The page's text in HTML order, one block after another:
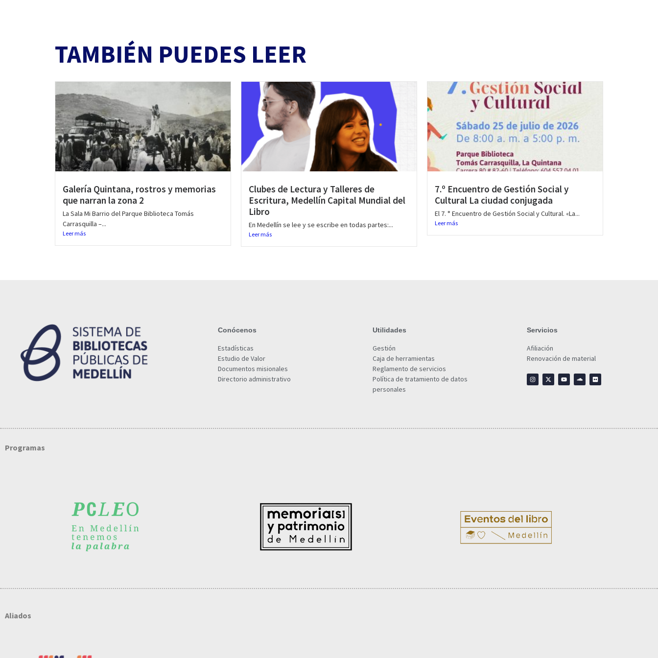
TAMBIÉN PUEDES LEER
Galería Quintana, rostros y memorias
que narran la zona 2
La Sala Mi Barrio del Parque Biblioteca Tomás
Carrasquilla –...
Leer más
Clubes de Lectura y Talleres de
Escritura, Medellín Capital Mundial del
Libro
En Medellín se lee y se escribe en todas partes:...
Leer más
7.º Encuentro de Gestión Social y
Cultural La ciudad conjugada
El 7. ° Encuentro de Gestión Social y Cultural. «La...
Leer más
Conócenos
Estadísticas
Estudio de Valor
Documentos misionales
Directorio administrativo
Utilidades
Gestión
Caja de herramientas
Reglamento de servicios
Política de tratamiento de datos
personales
Servicios
Afiliación
Renovación de material
Programas
Aliados